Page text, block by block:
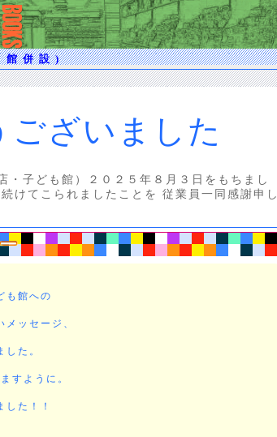
館併設)
ざいました
子ども館）２０２５年８月３日をもちまし
けてこられましたことを 従業員一同感謝申し
も館への
ッセージ、
た。
すように。
た！！